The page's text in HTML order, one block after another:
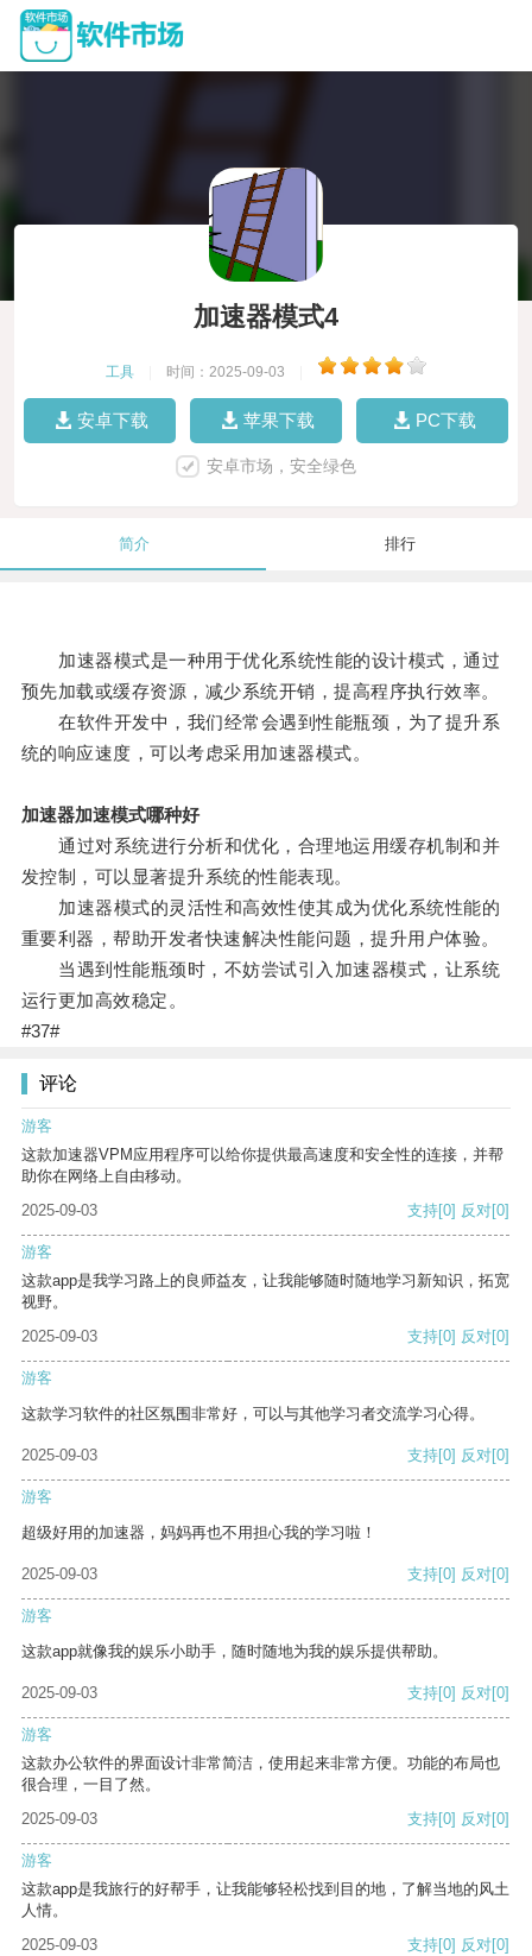
加速器模式4
工具 时间：2025-09-03
安卓下载 苹果下载 PC下载
安卓市场，安全绿色
简介 排行
加速器模式是一种用于优化系统性能的设计模式，通过
预先加载或缓存资源，减少系统开销，提高程序执行效率。
在软件开发中，我们经常会遇到性能瓶颈，为了提升系
统的响应速度，可以考虑采用加速器模式。
加速器加速模式哪种好
通过对系统进行分析和优化，合理地运用缓存机制和并
发控制，可以显著提升系统的性能表现。
加速器模式的灵活性和高效性使其成为优化系统性能的
重要利器，帮助开发者快速解决性能问题，提升用户体验。
当遇到性能瓶颈时，不妨尝试引入加速器模式，让系统
运行更加高效稳定。
#37#
评论
游客
这款加速器VPM应用程序可以给你提供最高速度和安全性的连接，并帮
助你在网络上自由移动。
2025-09-03
支持[0] 反对[0]
游客
这款app是我学习路上的良师益友，让我能够随时随地学习新知识，拓宽
视野。
2025-09-03
支持[0] 反对[0]
游客
这款学习软件的社区氛围非常好，可以与其他学习者交流学习心得。
2025-09-03 支持[0] 反对[0]
游客
超级好用的加速器，妈妈再也不用担心我的学习啦！
2025-09-03 支持[0] 反对[0]
游客
这款app就像我的娱乐小助手，随时随地为我的娱乐提供帮助。
2025-09-03 支持[0] 反对[0]
游客
这款办公软件的界面设计非常简洁，使用起来非常方便。功能的布局也
很合理，一目了然。
2025-09-03
支持[0] 反对[0]
游客
这款app是我旅行的好帮手，让我能够轻松找到目的地，了解当地的风土
人情。
2025-09-03
支持[0] 反对[0]